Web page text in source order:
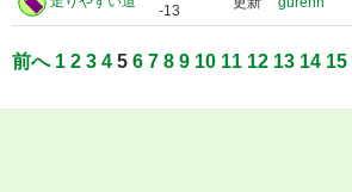
-13
前へ 1 2 3 4 5 6 7 8 9 10 11 12 13 14 15